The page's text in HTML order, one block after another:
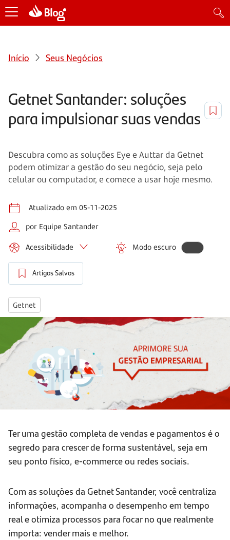
Início Seus Negócios
Getnet Santander: soluções
para impulsionar suas vendas
Descubra como as soluções Eye e Auttar da Getnet
podem otimizar a gestão do seu negócio, seja pelo
celular ou computador, e comece a usar hoje mesmo.
Atualizado em 05-11-2025
por Equipe Santander
Acessibilidade Modo escuro
Artigos Salvos
Getnet
Ter uma gestão completa de vendas e pagamentos é o
segredo para crescer de forma sustentável, seja em
seu ponto físico, e-commerce ou redes sociais.
Com as soluções da Getnet Santander, você centraliza
informações, acompanha o desempenho em tempo
real e otimiza processos para focar no que realmente
importa: vender mais e melhor.